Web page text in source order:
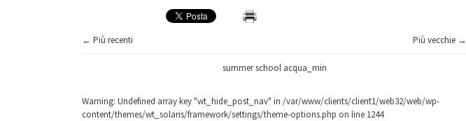
← Più recenti Più vecchie →
summer school acqua_min
Warning: Undefined array key "wt_hide_post_nav" in /var/www/clients/client1/web32/web/wp-
content/themes/wt_solaris/framework/settings/theme-options.php on line 1244